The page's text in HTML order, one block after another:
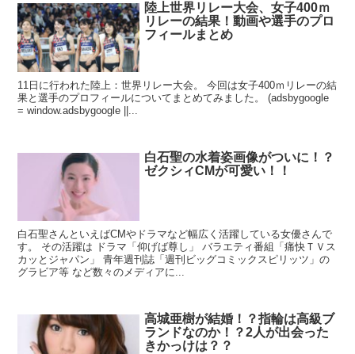
陸上世界リレー大会、女子400ｍ
リレーの結果！動画や選手のプロ
フィールまとめ
11日に行われた陸上：世界リレー大会。 今回は女子400ｍリレーの結
果と選手のプロフィールについてまとめてみました。 (adsbygoogle
= window.adsbygoogle ||...
白石聖の水着姿画像がついに！？
ゼクシィCMが可愛い！！
白石聖さんといえばCMやドラマなど幅広く活躍している女優さんで
す。 その活躍は ドラマ「仰げば尊し」 バラエティ番組「痛快ＴＶス
カッとジャパン」 青年週刊誌「週刊ビッグコミックスピリッツ」の
グラビア等 など数々のメディアに...
高城亜樹が結婚！？指輪は高級ブ
ランドなのか！？2人が出会った
きかっけは？？